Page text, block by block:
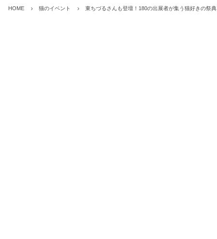
HOME 猫のイベント 東ちづるさんも登壇！180の出展者が集う猫好きの祭